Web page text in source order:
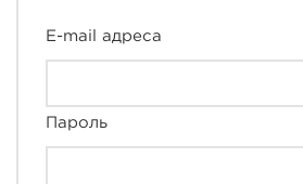
E-mail адреса
Пароль